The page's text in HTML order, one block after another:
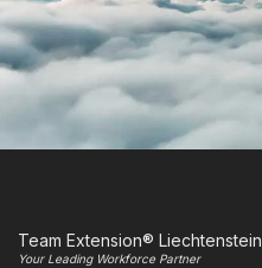
Team Extension® Liechtenstein
Your Leading Workforce Partner